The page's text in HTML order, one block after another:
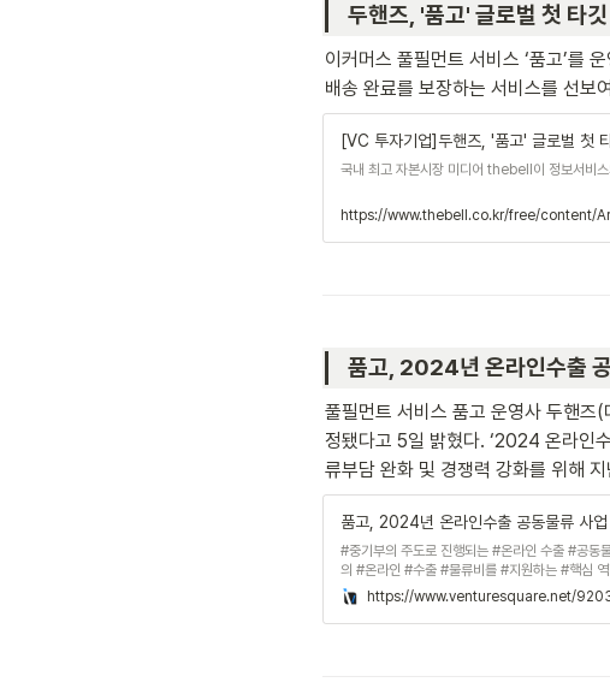
두핸즈, '품고' 글로벌 첫 타
이커머스 풀필먼트 서비스 ‘품고’를
배송 완료를 보장하는 서비스를 선보
[VC 투자기업]두핸즈, '품고' 글로벌 첫
국내 최고 자본시장 미디어 thebell이 정보서비
품고, 2024년 온라인수출
풀필먼트 서비스 품고 운영사 두핸즈
정됐다고 5일 밝혔다. ‘2024 온라인
류부담 완화 및 경쟁력 강화를 위해
품고, 2024년 온라인수출 공동물류 사업
#중기부의 주도로 진행되는 #온라인 수출 #공동
의 #온라인 #수출 #물류비를 #지원하는 #핵심
https://www.venturesquare.net/